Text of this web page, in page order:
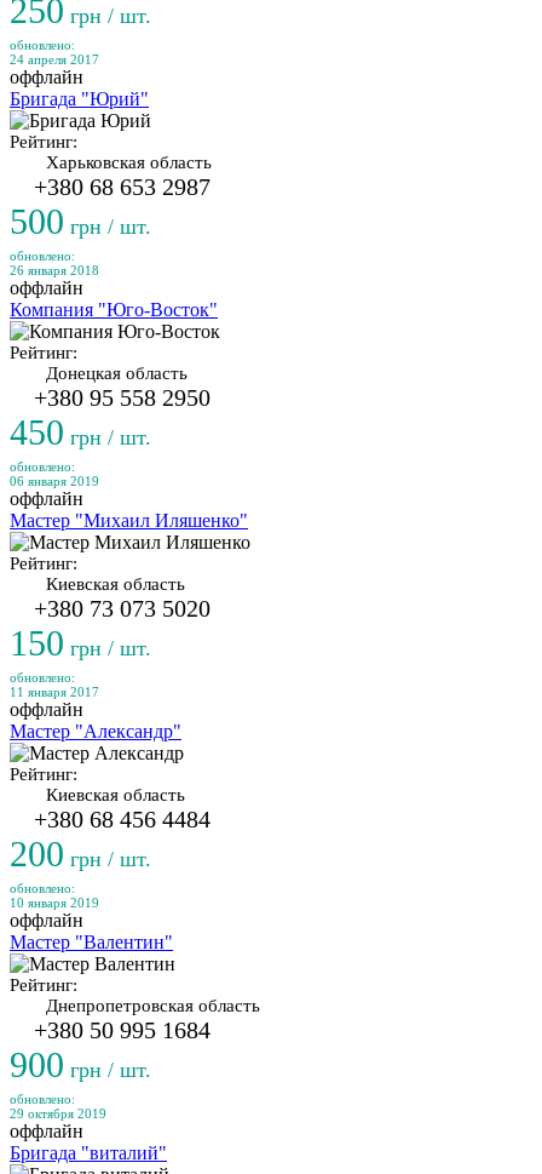
250 грн / шт.
обновлено:
24 апреля 2017
оффлайн
Бригада "Юрий"
Рейтинг:
Харьковская область
+380 68 653 2987
500 грн / шт.
обновлено:
26 января 2018
оффлайн
Компания "Юго-Восток"
Рейтинг:
Донецкая область
+380 95 558 2950
450 грн / шт.
обновлено:
06 января 2019
оффлайн
Мастер "Михаил Иляшенко"
Рейтинг:
Киевская область
+380 73 073 5020
150 грн / шт.
обновлено:
11 января 2017
оффлайн
Мастер "Александр"
Рейтинг:
Киевская область
+380 68 456 4484
200 грн / шт.
обновлено:
10 января 2019
оффлайн
Мастер "Валентин"
Рейтинг:
Днепропетровская область
+380 50 995 1684
900 грн / шт.
обновлено:
29 октября 2019
оффлайн
Бригада "виталий"